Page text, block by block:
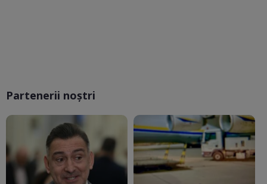
Partenerii noștri